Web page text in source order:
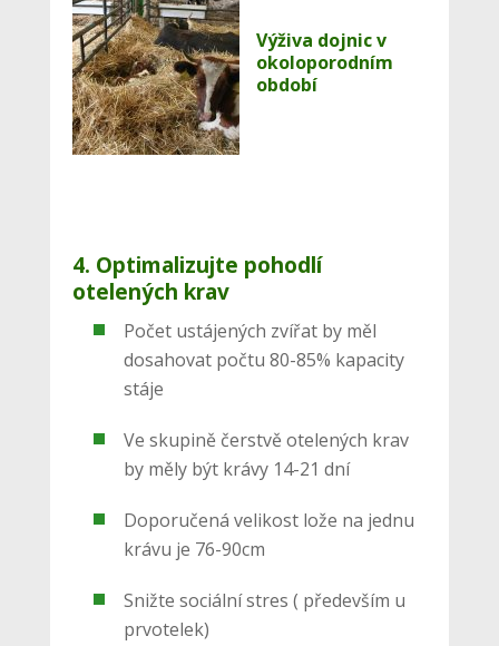
Výživa dojnic v
okoloporodním
období
4. Optimalizujte pohodlí
otelených krav
Počet ustájených zvířat by měl
dosahovat počtu 80-85% kapacity
stáje
Ve skupině čerstvě otelených krav
by měly být krávy 14-21 dní
Doporučená velikost lože na jednu
krávu je 76-90cm
Snižte sociální stres ( především u
prvotelek)